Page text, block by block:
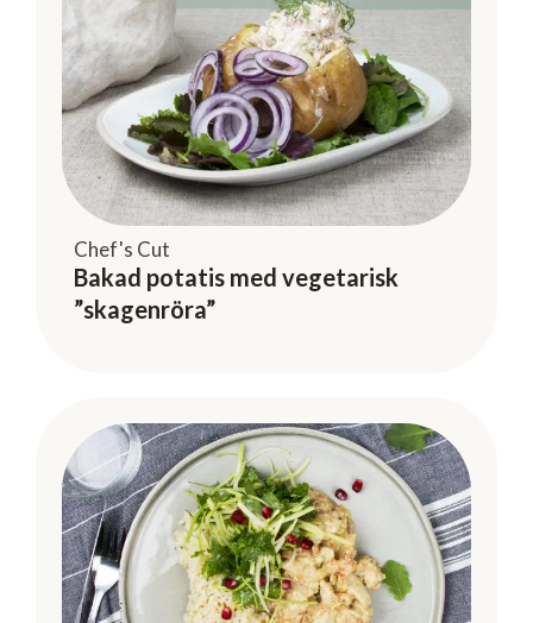
Chef's Cut
Bakad potatis med vegetarisk
”skagenröra”